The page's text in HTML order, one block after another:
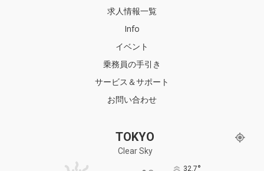
求人情報一覧
Info
イベント
乗務員の手引き
サービス＆サポート
お問い合わせ
TOKYO
Clear Sky
32.7